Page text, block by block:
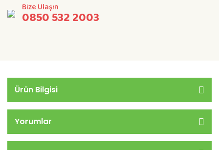
Bize Ulaşın
0850 532 2003
Ürün Bilgisi
Yorumlar